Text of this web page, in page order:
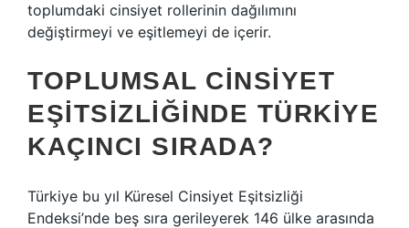
toplumdaki cinsiyet rollerinin dağılımını
değiştirmeyi ve eşitlemeyi de içerir.
TOPLUMSAL CINSIYET
EŞITSIZLIĞINDE TÜRKIYE
KAÇINCI SIRADA?
Türkiye bu yıl Küresel Cinsiyet Eşitsizliği
Endeksi’nde beş sıra gerileyerek 146 ülke arasında